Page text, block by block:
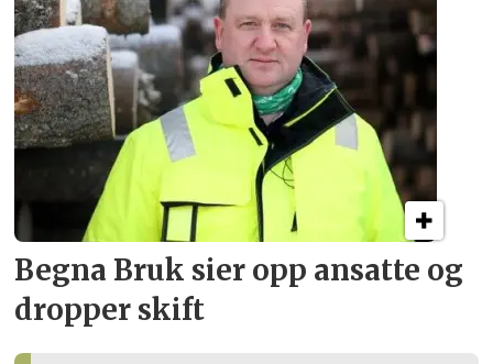
Begna Bruk sier opp ansatte og
dropper skift